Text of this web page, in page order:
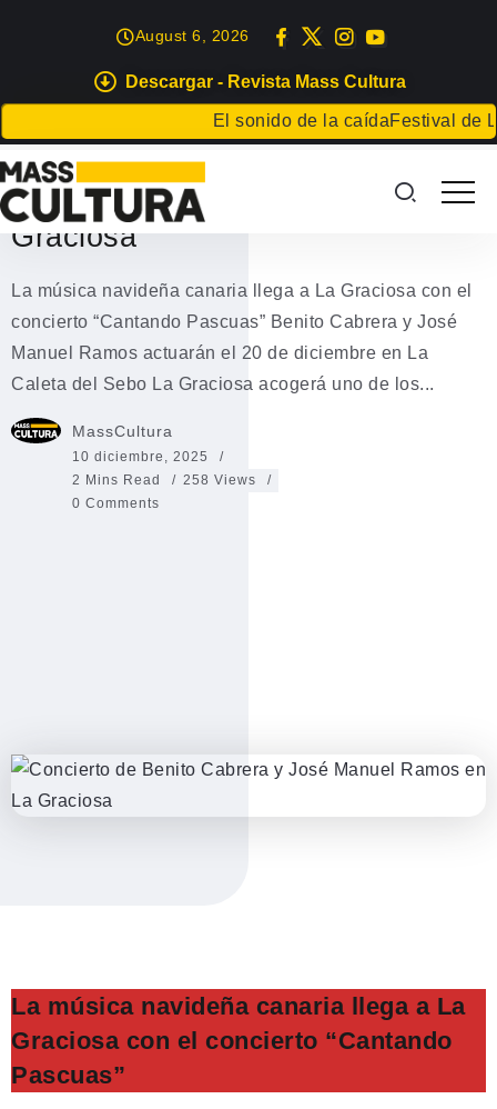
Descargar - Revista Mass Cultura
El sonido de la caídaFestival de
August 6, 2026
EVENTOS
Concierto de Benito Cabrera y
José Manuel Ramos en La
Graciosa
La música navideña canaria llega a La Graciosa con el
concierto “Cantando Pascuas” Benito Cabrera y José
Manuel Ramos actuarán el 20 de diciembre en La
Caleta del Sebo La Graciosa acogerá uno de los...
MassCultura
10 diciembre, 2025
2 Mins Read
258 Views
0 Comments
La música navideña canaria llega a La
Graciosa con el concierto “Cantando
Pascuas”